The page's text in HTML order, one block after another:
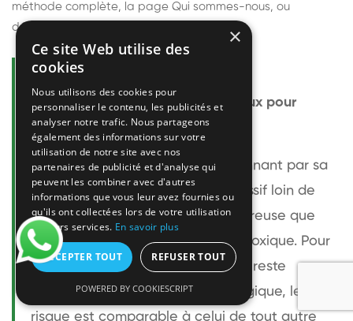
méthode complète, la page Qui sommes-nous, ou
découvrir
Questions fréquentes
Le frelon européen est-il dangereux pour
l'homme ?
Le frelon européen est impressionnant par sa
taille mais relativement peu agressif loin de
son nid. Sa piqûre est plus douloureuse que
celle d'une guêpe sans être plus toxique. Pour
une personne non allergique, elle reste
bénigne. Pour une personne allergique, le
risque est comparable à celui de tout autre
×
Ce site Web utilise des
cookies
Nous utilisons des cookies pour
personnaliser le contenu, les publicités et
analyser notre trafic. Nous partageons
également des informations sur votre
utilisation de notre site avec nos
partenaires de publicité et d'analyse qui
peuvent les combiner avec d'autres
informations que vous leur avez fournies ou
qu'ils ont collectées lors de votre utilisation
de leurs services. En savoir plus
ACCEPTER TOUT REFUSER TOUT
POWERED BY COOKIESCRIPT